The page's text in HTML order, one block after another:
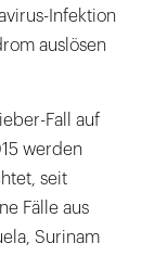
Infektion
auslösen
Fall auf
werden
seit
Fälle aus
Surinam